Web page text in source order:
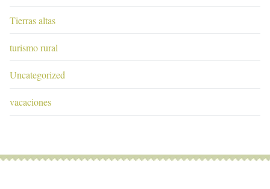
Tierras altas
turismo rural
Uncategorized
vacaciones